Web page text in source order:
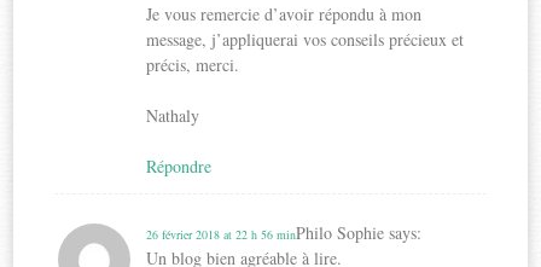
Je vous remercie d’avoir répondu à mon
message, j’appliquerai vos conseils précieux et
précis, merci.
Nathaly
Répondre
Philo Sophie says:
26 février 2018 at 22 h 56 min
Un blog bien agréable à lire.